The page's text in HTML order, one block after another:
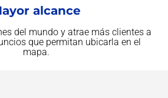
alcance
del mundo y atrae más clientes a
que permitan ubicarla en el
mapa.